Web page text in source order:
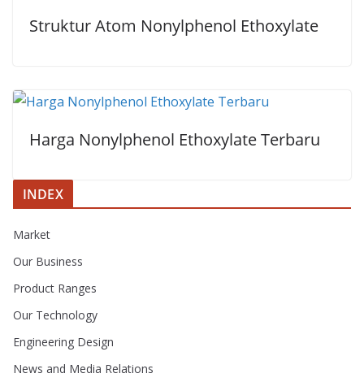
Struktur Atom Nonylphenol Ethoxylate
Harga Nonylphenol Ethoxylate Terbaru
INDEX
Market
Our Business
Product Ranges
Our Technology
Engineering Design
News and Media Relations